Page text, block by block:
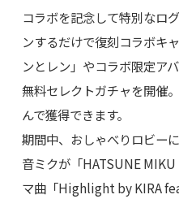
コラボを記念して特別なロ
ンするだけで復刻コラボキ
ンとレン」やコラボ限定ア
無料セレクトガチャを開催
んで獲得できます。
期間中、おしゃべりロビー
音ミクが「HATSUNE
マ曲「Highlight by KIRA